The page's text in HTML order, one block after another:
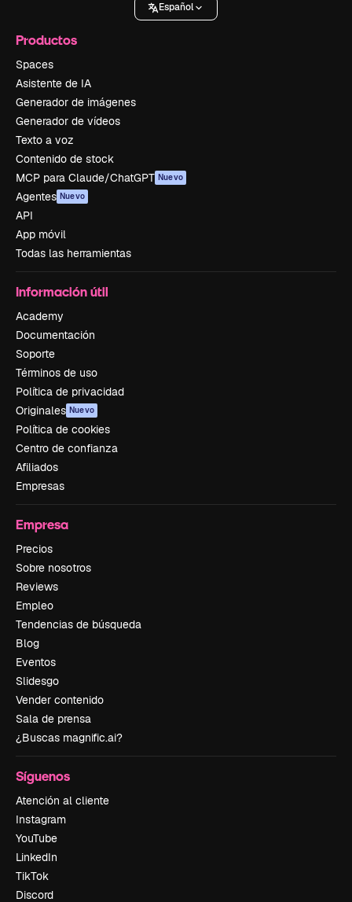
Español
Productos
Spaces
Asistente de IA
Generador de imágenes
Generador de vídeos
Texto a voz
Contenido de stock
MCP para Claude/ChatGPT Nuevo
Agentes Nuevo
API
App móvil
Todas las herramientas
Información útil
Academy
Documentación
Soporte
Términos de uso
Política de privacidad
Originales Nuevo
Política de cookies
Centro de confianza
Afiliados
Empresas
Empresa
Precios
Sobre nosotros
Reviews
Empleo
Tendencias de búsqueda
Blog
Eventos
Slidesgo
Vender contenido
Sala de prensa
¿Buscas magnific.ai?
Síguenos
Atención al cliente
Instagram
YouTube
LinkedIn
TikTok
Discord